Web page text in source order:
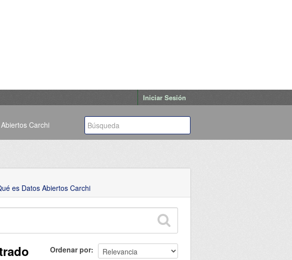
Iniciar Sesión
Carchi
es Datos Abiertos Carchi
Ordenar por